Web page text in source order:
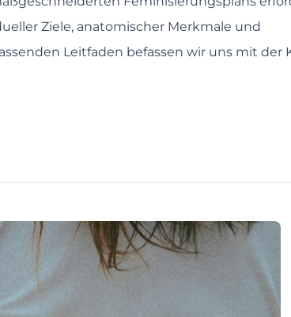
Ziele, anatomischer Merkmale und
Leitfaden befassen wir uns mit der